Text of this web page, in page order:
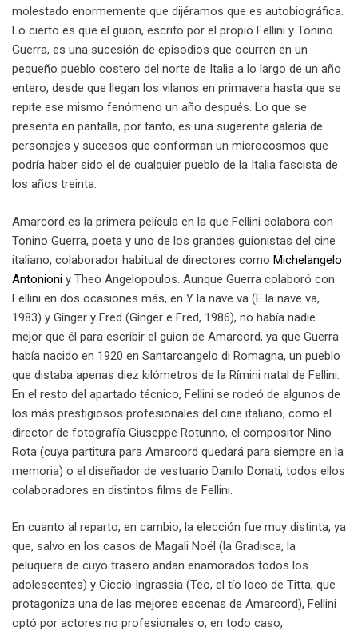
molestado enormemente que dijéramos que es autobiográfica.
Lo cierto es que el guion, escrito por el propio Fellini y Tonino
Guerra, es una sucesión de episodios que ocurren en un
pequeño pueblo costero del norte de Italia a lo largo de un año
entero, desde que llegan los vilanos en primavera hasta que se
repite ese mismo fenómeno un año después. Lo que se
presenta en pantalla, por tanto, es una sugerente galería de
personajes y sucesos que conforman un microcosmos que
podría haber sido el de cualquier pueblo de la Italia fascista de
los años treinta.
Amarcord es la primera película en la que Fellini colabora con
Tonino Guerra, poeta y uno de los grandes guionistas del cine
italiano, colaborador habitual de directores como Michelangelo
Antonioni y Theo Angelopoulos. Aunque Guerra colaboró con
Fellini en dos ocasiones más, en Y la nave va (E la nave va,
1983) y Ginger y Fred (Ginger e Fred, 1986), no había nadie
mejor que él para escribir el guion de Amarcord, ya que Guerra
había nacido en 1920 en Santarcangelo di Romagna, un pueblo
que distaba apenas diez kilómetros de la Rímini natal de Fellini.
En el resto del apartado técnico, Fellini se rodeó de algunos de
los más prestigiosos profesionales del cine italiano, como el
director de fotografía Giuseppe Rotunno, el compositor Nino
Rota (cuya partitura para Amarcord quedará para siempre en la
memoria) o el diseñador de vestuario Danilo Donati, todos ellos
colaboradores en distintos films de Fellini.
En cuanto al reparto, en cambio, la elección fue muy distinta, ya
que, salvo en los casos de Magali Noël (la Gradisca, la
peluquera de cuyo trasero andan enamorados todos los
adolescentes) y Ciccio Ingrassia (Teo, el tío loco de Titta, que
protagoniza una de las mejores escenas de Amarcord), Fellini
optó por actores no profesionales o, en todo caso,